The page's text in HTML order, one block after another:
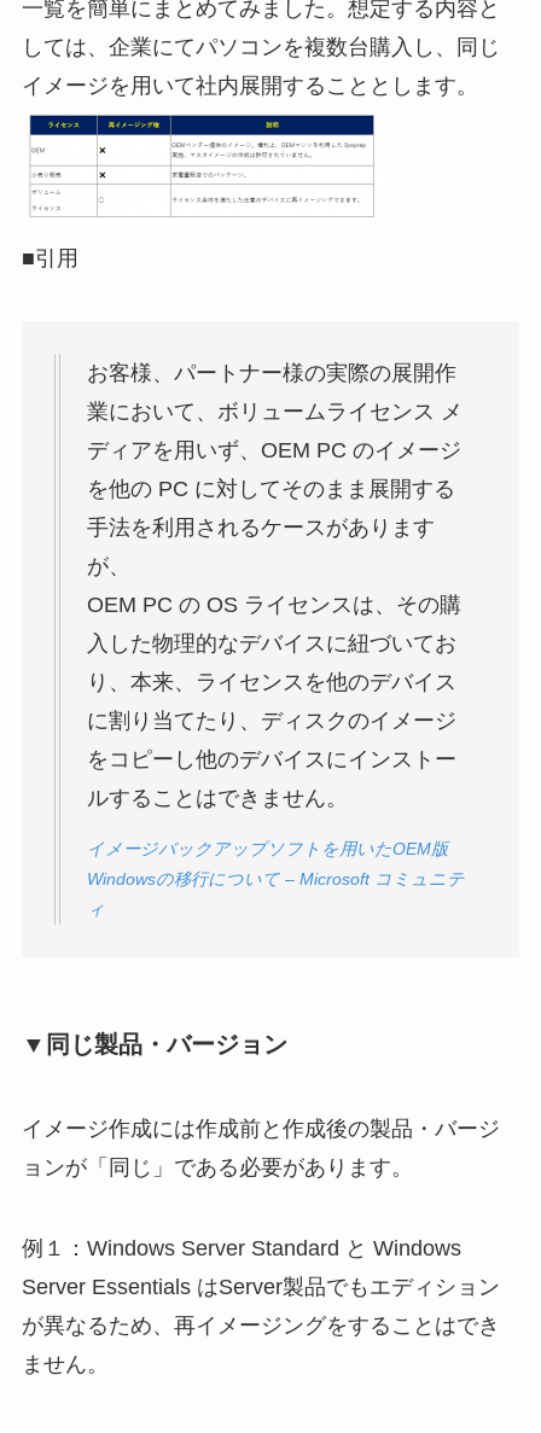
一覧を簡単にまとめてみました。想定する内容と
しては、企業にてパソコンを複数台購入し、同じ
イメージを用いて社内展開することとします。
■引用
お客様、パートナー様の実際の展開作
業において、ボリュームライセンス メ
ディアを用いず、OEM PC のイメージ
を他の PC に対してそのまま展開する
手法を利用されるケースがあります
が、
OEM PC の OS ライセンスは、その購
入した物理的なデバイスに紐づいてお
り、本来、ライセンスを他のデバイス
に割り当てたり、ディスクのイメージ
をコピーし他のデバイスにインストー
ルすることはできません。
イメージバックアップソフトを用いたOEM版
Windowsの移行について – Microsoft コミュニテ
ィ
▼同じ製品・バージョン
イメージ作成には作成前と作成後の製品・バージ
ョンが「同じ」である必要があります。
例１：Windows Server Standard と Windows
Server Essentials はServer製品でもエディション
が異なるため、再イメージングをすることはでき
ません。